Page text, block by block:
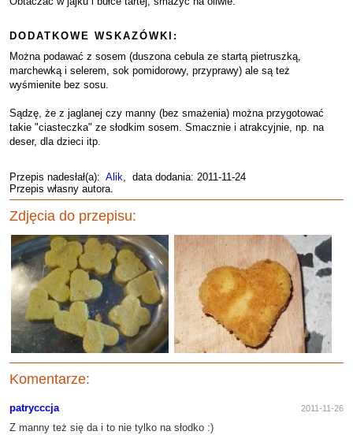
DODATKOWE WSKAZÓWKI:
Można podawać z sosem (duszona cebula ze startą pietruszką,
marchewką i selerem, sok pomidorowy, przyprawy) ale są też
wyśmienite bez sosu.
Sądzę, że z jaglanej czy manny (bez smażenia) można przygotować
takie "ciasteczka" ze słodkim sosem. Smacznie i atrakcyjnie, np. na
deser, dla dzieci itp.
Przepis nadesłał(a): Alik, data dodania: 2011-11-24
Przepis własny autora.
Zdjęcia do przepisu:
Komentarze:
patrycccja 2011-11-26
Z manny też się da i to nie tylko na słodko :)